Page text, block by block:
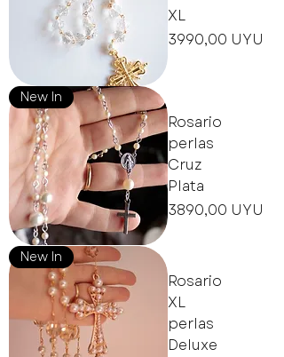
XL
Precio
3990,00 UYU
New In
Rosario
perlas
Cruz
Plata
Precio
3890,00 UYU
New In
Rosario
XL
perlas
Deluxe